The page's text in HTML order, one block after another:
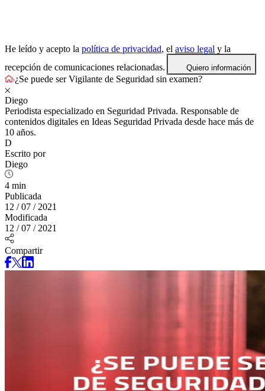
He leído y acepto la política de privacidad, el aviso legal y la
recepción de comunicaciones relacionadas.
Quiero información
¿Se puede ser Vigilante de Seguridad sin examen?
Diego
Periodista especializado en Seguridad Privada. Responsable de
contenidos digitales en Ideas Seguridad Privada desde hace más de
10 años.
D
Escrito por
Diego
4 min
Publicada
12 / 07 / 2021
Modificada
12 / 07 / 2021
Compartir